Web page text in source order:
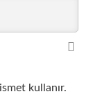
kullanır.